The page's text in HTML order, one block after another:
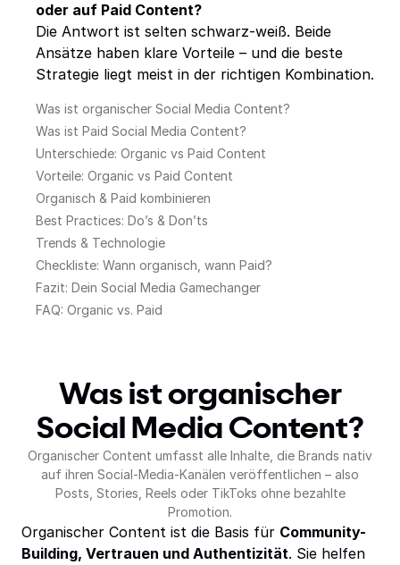
oder auf Paid Content?
Die Antwort ist selten schwarz-weiß. Beide
Ansätze haben klare Vorteile – und die beste
Strategie liegt meist in der richtigen Kombination.
Was ist organischer Social Media Content?
Was ist Paid Social Media Content?
Unterschiede: Organic vs Paid Content
Vorteile: Organic vs Paid Content
Organisch & Paid kombinieren
Best Practices: Do’s & Don’ts
Trends & Technologie
Checkliste: Wann organisch, wann Paid?
Fazit: Dein Social Media Gamechanger
FAQ: Organic vs. Paid
Was ist organischer
Social Media Content?
Organischer Content umfasst alle Inhalte, die Brands nativ
auf ihren Social-Media-Kanälen veröffentlichen – also
Posts, Stories, Reels oder TikToks ohne bezahlte
Promotion.
Organischer Content ist die Basis für Community-
Building, Vertrauen und Authentizität. Sie helfen